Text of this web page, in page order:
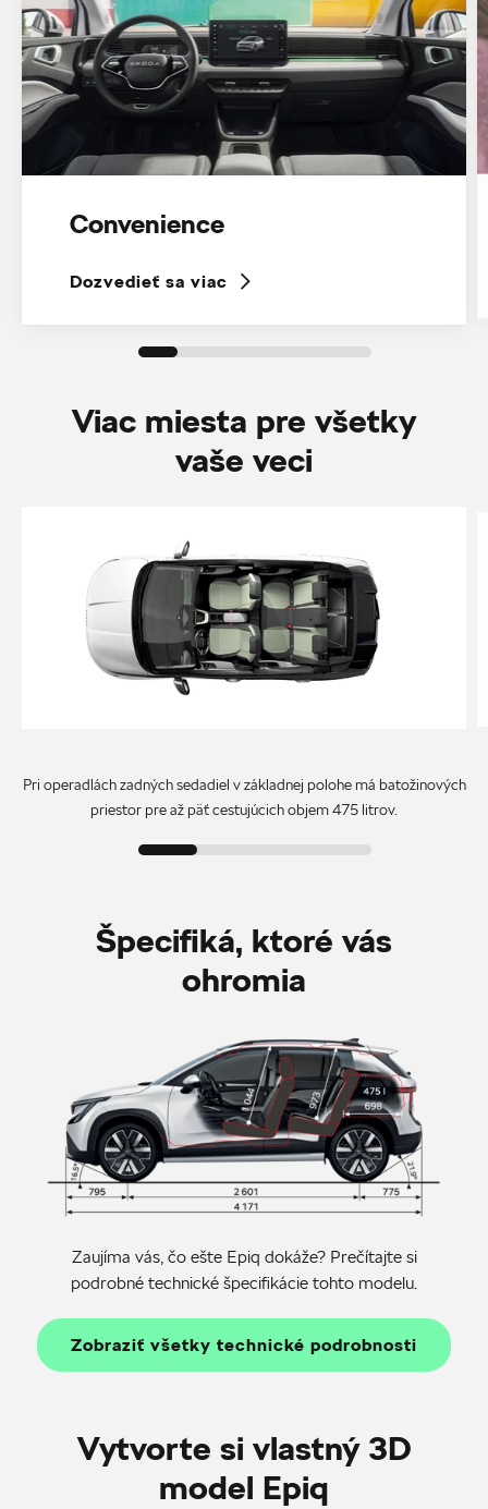
Convenience
Dozvedieť sa viac
Viac miesta pre všetky
vaše veci
Pri operadlách zadných sedadiel v základnej polohe má batožinových
priestor pre až päť cestujúcich objem 475 litrov.
Špecifiká, ktoré vás
ohromia
Zaujíma vás, čo ešte Epiq dokáže? Prečítajte si
podrobné technické špecifikácie tohto modelu.
Zobraziť všetky technické podrobnosti
Vytvorte si vlastný 3D
model Epiq